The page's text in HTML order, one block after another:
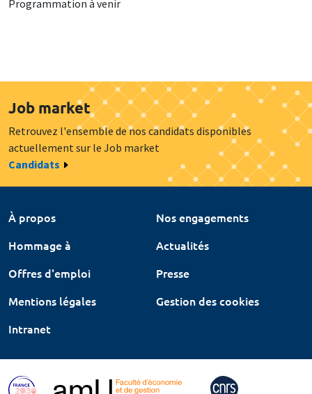
Programmation à venir
Job market
Retrouvez l'ensemble de nos candidats disponibles
actuellement sur le Job market
Candidats
À propos
Nos engagements
Hommage à
Actualités
Offres d'emploi
Presse
Mentions légales
Gestion des cookies
Intranet